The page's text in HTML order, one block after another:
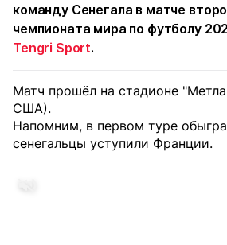
команду Сенегала в матче
чемпионата мира по футболу
Tengri Sport.
Матч прошёл на стадионе
США).
Напомним, в первом туре
сенегальцы уступили Франции.